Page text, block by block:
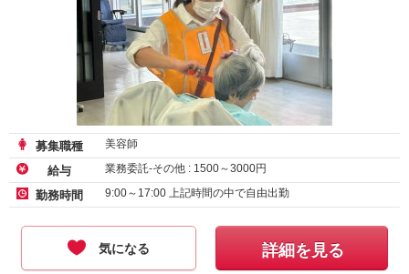
募集職種 美容師
給与 業務委託-その他 : 1500～3000円
勤務時間 9:00～17:00 上記時間の中で自由出勤
気になる 詳細を見る